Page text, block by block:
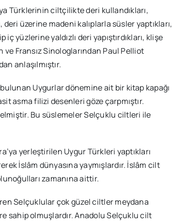
Türklerinin ciltçilikte deri kullandıkları,
üzerine madeni kalıplarla süsler yaptıkları,
yüzlerine yaldızlı deri yapıştırdıkları, klişe
ve Fransız Sinologlarından Paul Pelliot
anlaşılmıştır.
bulunan Uygurlar dönemine ait bir kitap kapağı
asma filizi desenleri göze çarpmıştır.
Bu süslemeler Selçuklu ciltleri ile
yerleştirilen Uygur Türkleri yaptıkları
İslâm dünyasına yaymışlardır. İslâm cilt
zamanına aittir.
Selçuklular çok güzel ciltler meydana
sahip olmuşlardır. Anadolu Selçuklu cilt